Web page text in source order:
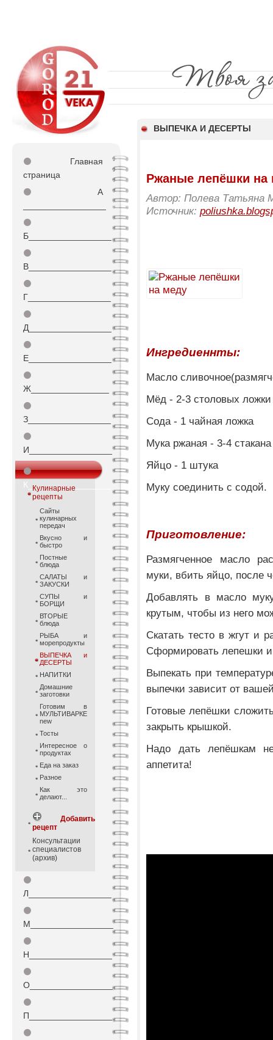
ВЫПЕЧКА И ДЕСЕРТЫ
⚫
Главная
страница
⚫
А
⚫
Б_________________
⚫
В_________________
⚫
Г_________________
⚫
Д_________________
⚫
Е_________________
⚫
Ж________________
⚫
З_________________
⚫
И_________________
⚫
К_________________
Кулинарные
рецепты
Сайты
кулинарных
передач
Вкусно и
быстро
Постные
блюда
САЛАТЫ и
ЗАКУСКИ
СУПЫ и
БОРЩИ
ВТОРЫЕ
блюда
РЫБА и
морепродукты
ВЫПЕЧКА и
ДЕСЕРТЫ
НАПИТКИ
Домашние
заготовки
Готовим в
МУЛЬТИВАРКЕ
new
Тосты
Интересное о
продуктах
Еда на заказ
Разное
Как это
делают...
Добавить
рецепт
Консультации
специалистов
(архив)
⚫
Л_________________
⚫
М_________________
⚫
Н_________________
⚫
О_________________
⚫
П_________________
⚫
Ржаные лепёшки на
Автор: Полева Татьяна
Источник:
Ингредиеннты:
Масло
Мёд - 2-3 столовых ложки
Сода - 1 чайная ложка
Мука ржаная - 3-4 стакана
Яйцо - 1 штука
Муку соединить с содой.
Приготовление:
Размягченное масло
муки, вбить яйцо, после
Добавлять в масло
крутым, чтобы из него
Скатать тесто в жгут и
Сформировать лепешки
Выпекать при
выпечки зависит от
Готовые лепёшки
закрыть крышкой.
Надо дать лепёшкам
аппетита!